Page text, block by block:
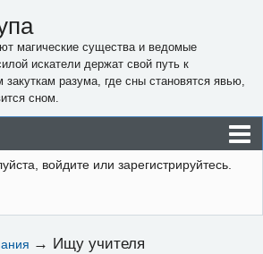
магические существа и ведомые
искатели держат свой путь к
закуткам разума, где сны становятся явью,
сном.
войдите или зарегистрируйтесь.
→ Ищу учителя